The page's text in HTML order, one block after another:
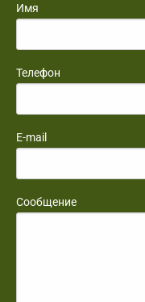
Имя
Телефон
E-mail
Сообщение